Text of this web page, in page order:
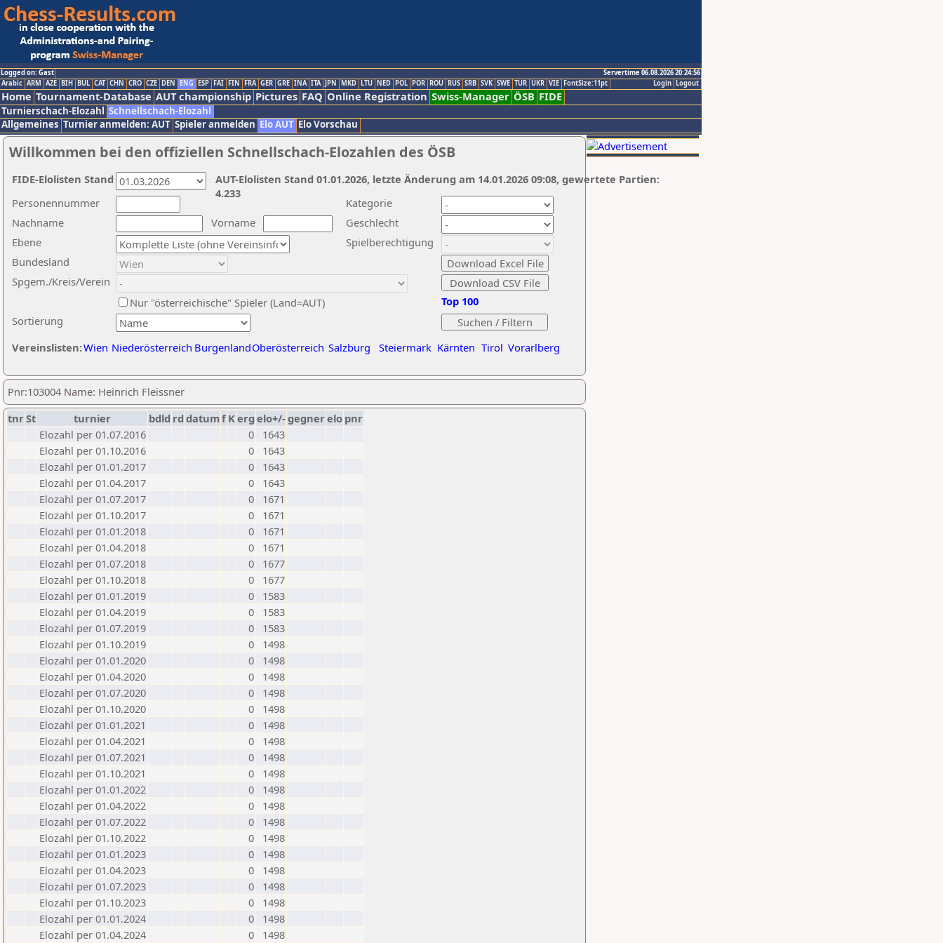
Logged on: Gast
Servertime 06.08.2026 20:24:56
Logout
Login
Arabic ARM AZE BIH BUL CAT CHN CRO CZE DEN ENG ESP FAI FIN FRA GER GRE INA ITA JPN MKD LTU NED POL POR ROU RUS SRB SVK SWE TUR UKR VIE FontSize:11pt
Home Tournament-Database AUT championship Pictures FAQ Online Registration Swiss-Manager ÖSB FIDE
Turnierschach-Elozahl Schnellschach-Elozahl
Allgemeines Turnier anmelden: AUT Spieler anmelden Elo AUT Elo Vorschau
Willkommen bei den offiziellen Schnellschach-Elozahlen des ÖSB
Nachname
Vorname
Ebene
Kategorie
Sortierung
Personennummer
Bundesland
Spgem./Kreis/Verein
Geschlecht
Nur "österreichische" Spieler (Land=AUT)
Spielberechtigung
Vereinslisten:Wien Niederösterreich BurgenlandOberösterreich Salzburg Steiermark Kärnten Tirol Vorarlberg
Top 100
AUT-Elolisten Stand 01.01.2026, letzte Änderung am 14.01.2026 09:08, gewertete Partien:
4.233
FIDE-Elolisten Stand
Pnr:103004 Name: Heinrich Fleissner
tnrSt turnier bdld rd datumf Kerg elo+/-gegnerelo pnr
Elozahl per 01.07.2016
0
1643
Elozahl per 01.10.2016
0
1643
Elozahl per 01.01.2017
0
1643
Elozahl per 01.04.2017
0
1643
Elozahl per 01.07.2017
0
1671
Elozahl per 01.10.2017
0
1671
Elozahl per 01.01.2018
0
1671
Elozahl per 01.04.2018
0
1671
Elozahl per 01.07.2018
0
1677
Elozahl per 01.10.2018
0
1677
Elozahl per 01.01.2019
0
1583
Elozahl per 01.04.2019
0
1583
Elozahl per 01.07.2019
0
1583
Elozahl per 01.10.2019
0
1498
Elozahl per 01.01.2020
0
1498
Elozahl per 01.04.2020
0
1498
Elozahl per 01.07.2020
0
1498
Elozahl per 01.10.2020
0
1498
Elozahl per 01.01.2021
0
1498
Elozahl per 01.04.2021
0
1498
Elozahl per 01.07.2021
0
1498
Elozahl per 01.10.2021
0
1498
Elozahl per 01.01.2022
0
1498
Elozahl per 01.04.2022
0
1498
Elozahl per 01.07.2022
0
1498
Elozahl per 01.10.2022
0
1498
Elozahl per 01.01.2023
0
1498
Elozahl per 01.04.2023
0
1498
Elozahl per 01.07.2023
0
1498
Elozahl per 01.10.2023
0
1498
Elozahl per 01.01.2024
0
1498
Elozahl per 01.04.2024
0 1498